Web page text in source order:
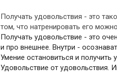
Получать удовольствия - это
том, что натренировать его
Получать удовольствие - это
и про внешнее. Внутри -
Умение остановиться и получить
Удовольствие от удовольствия.